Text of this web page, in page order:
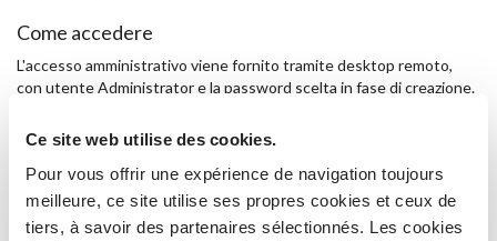
Ce site web utilise des cookies.
Pour vous offrir une expérience de navigation toujours
meilleure, ce site utilise ses propres cookies et ceux de
tiers, à savoir des partenaires sélectionnés. Les cookies
Come accedere
L'accesso amministrativo viene fornito tramite desktop remoto,
con utente Administrator e la password scelta in fase di creazione.
l'utente SA e la password scelta in fase di creazione, tramite
Configurazioni
Il firewall di windows è attivo con delle regole che bloccano il